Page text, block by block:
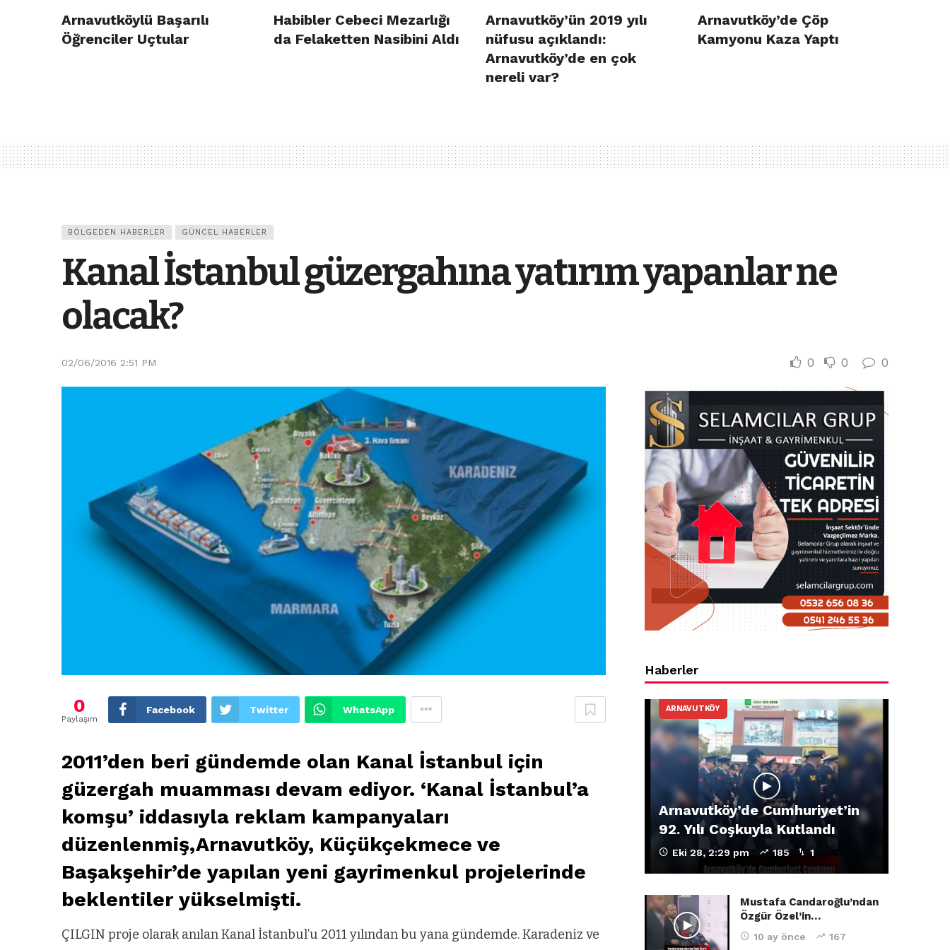
Arnavutköylü Başarılı
Öğrenciler Uçtular
Habibler Cebeci Mezarlığı
da Felaketten Nasibini Aldı
Arnavutköy’ün 2019 yılı
nüfusu açıklandı:
Arnavutköy’de en çok
nereli var?
Arnavutköy’de Çöp
Kamyonu Kaza Yaptı
BÖLGEDEN HABERLER GÜNCEL HABERLER
Kanal İstanbul güzergahına yatırım yapanlar ne
olacak?
02/06/2016 2:51 PM 0 0 0
0
Paylaşım
Facebook Twitter WhatsApp
2011’den beri gündemde olan Kanal İstanbul için
güzergah muamması devam ediyor. ‘Kanal İstanbul’a
komşu’ iddasıyla reklam kampanyaları
düzenlenmiş,Arnavutköy, Küçükçekmece ve
Başakşehir’de yapılan yeni gayrimenkul projelerinde
beklentiler yükselmişti.
ÇILGIN proje olarak anılan Kanal İstanbul’u 2011 yılından bu yana gündemde. Karadeniz ve
Haberler
ARNAVUTKÖY
Arnavutköy’de Cumhuriyet’in
92. Yılı Coşkuyla Kutlandı
Eki 28, 2:29 pm 185 1
Mustafa Candaroğlu’ndan
Özgür Özel’in…
10 ay önce 167